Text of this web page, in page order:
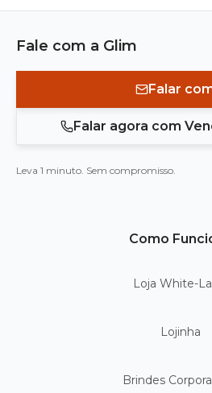
Fale com a Glim
Falar
Falar agora com
Leva 1 minuto. Sem compromisso.
Como
Loja White-
Lojinha
Brindes